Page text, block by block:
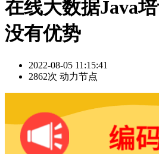
在线大数据Java
没有优势
2022-08-05 11:15:41
2862次 动力节点